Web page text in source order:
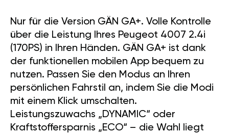
Nur für die Version GÄN GA+. Volle Kontrolle
über die Leistung Ihres Peugeot 4007 2.4i
(170PS) in Ihren Händen. GÄN GA+ ist dank
der funktionellen mobilen App bequem zu
nutzen. Passen Sie den Modus an Ihren
persönlichen Fahrstil an, indem Sie die Modi
mit einem Klick umschalten.
Leistungszuwachs „DYNAMIC“ oder
Kraftstoffersparnis „ECO“ – die Wahl liegt